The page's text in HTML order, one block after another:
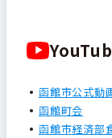
函館市公式動
函館町会
函館市経済部